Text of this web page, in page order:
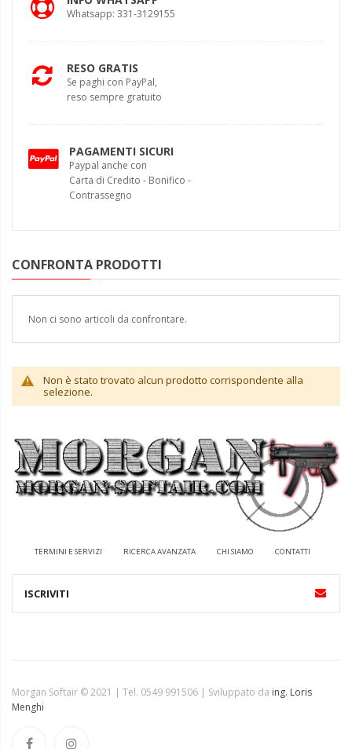
Whatsapp: 331-3129155
RESO GRATIS
Se paghi con PayPal,
reso sempre gratuito
PAGAMENTI SICURI
Paypal anche con
Carta di Credito - Bonifico -
Contrassegno
CONFRONTA PRODOTTI
Non ci sono articoli da confrontare.
Non è stato trovato alcun prodotto corrispondente alla
selezione.
TERMINI E SERVIZI RICERCA AVANZATA CHI SIAMO CONTATTI
Morgan Softair © 2021 | Tel. 0549 991506 | Sviluppato da ing. Loris
Menghi